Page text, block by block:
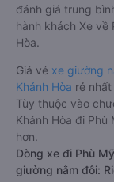
đánh giá trung
hành khách Xe về
Hòa.
Giá vé xe giường
Khánh Hòa rẻ
Tùy thuộc vào
Khánh Hòa đi
hơn.
Dòng xe đi Phù
giường nằm đôi: